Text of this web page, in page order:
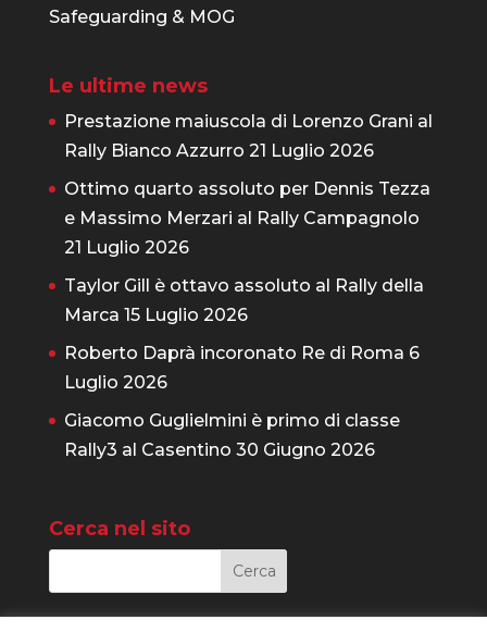
Safeguarding & MOG
Le ultime news
Prestazione maiuscola di Lorenzo Grani al
Rally Bianco Azzurro 21 Luglio 2026
Ottimo quarto assoluto per Dennis Tezza
e Massimo Merzari al Rally Campagnolo
21 Luglio 2026
Taylor Gill è ottavo assoluto al Rally della
Marca 15 Luglio 2026
Roberto Daprà incoronato Re di Roma 6
Luglio 2026
Giacomo Guglielmini è primo di classe
Rally3 al Casentino 30 Giugno 2026
Cerca nel sito